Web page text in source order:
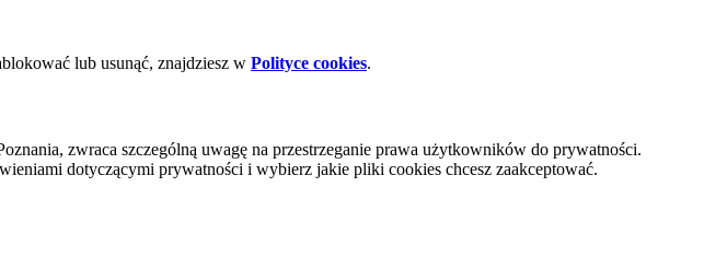
lub usunąć, znajdziesz w Polityce cookies.
zwraca szczególną uwagę na przestrzeganie prawa użytkowników do prywatności.
dotyczącymi prywatności i wybierz jakie pliki cookies chcesz zaakceptować.